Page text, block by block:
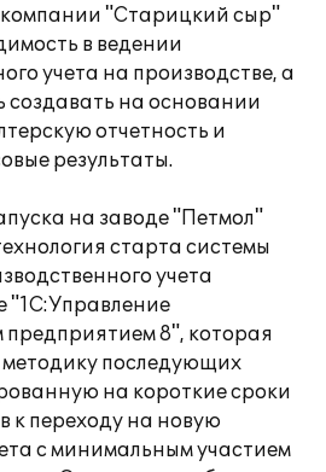
"Старицкий сыр"
в ведении
учета на производстве, а
создавать на основании
отчетность и
результаты.
на заводе "Петмол"
старта системы
учета
8", которая
методику последующих
на короткие сроки
к переходу на новую
с минимальным участием